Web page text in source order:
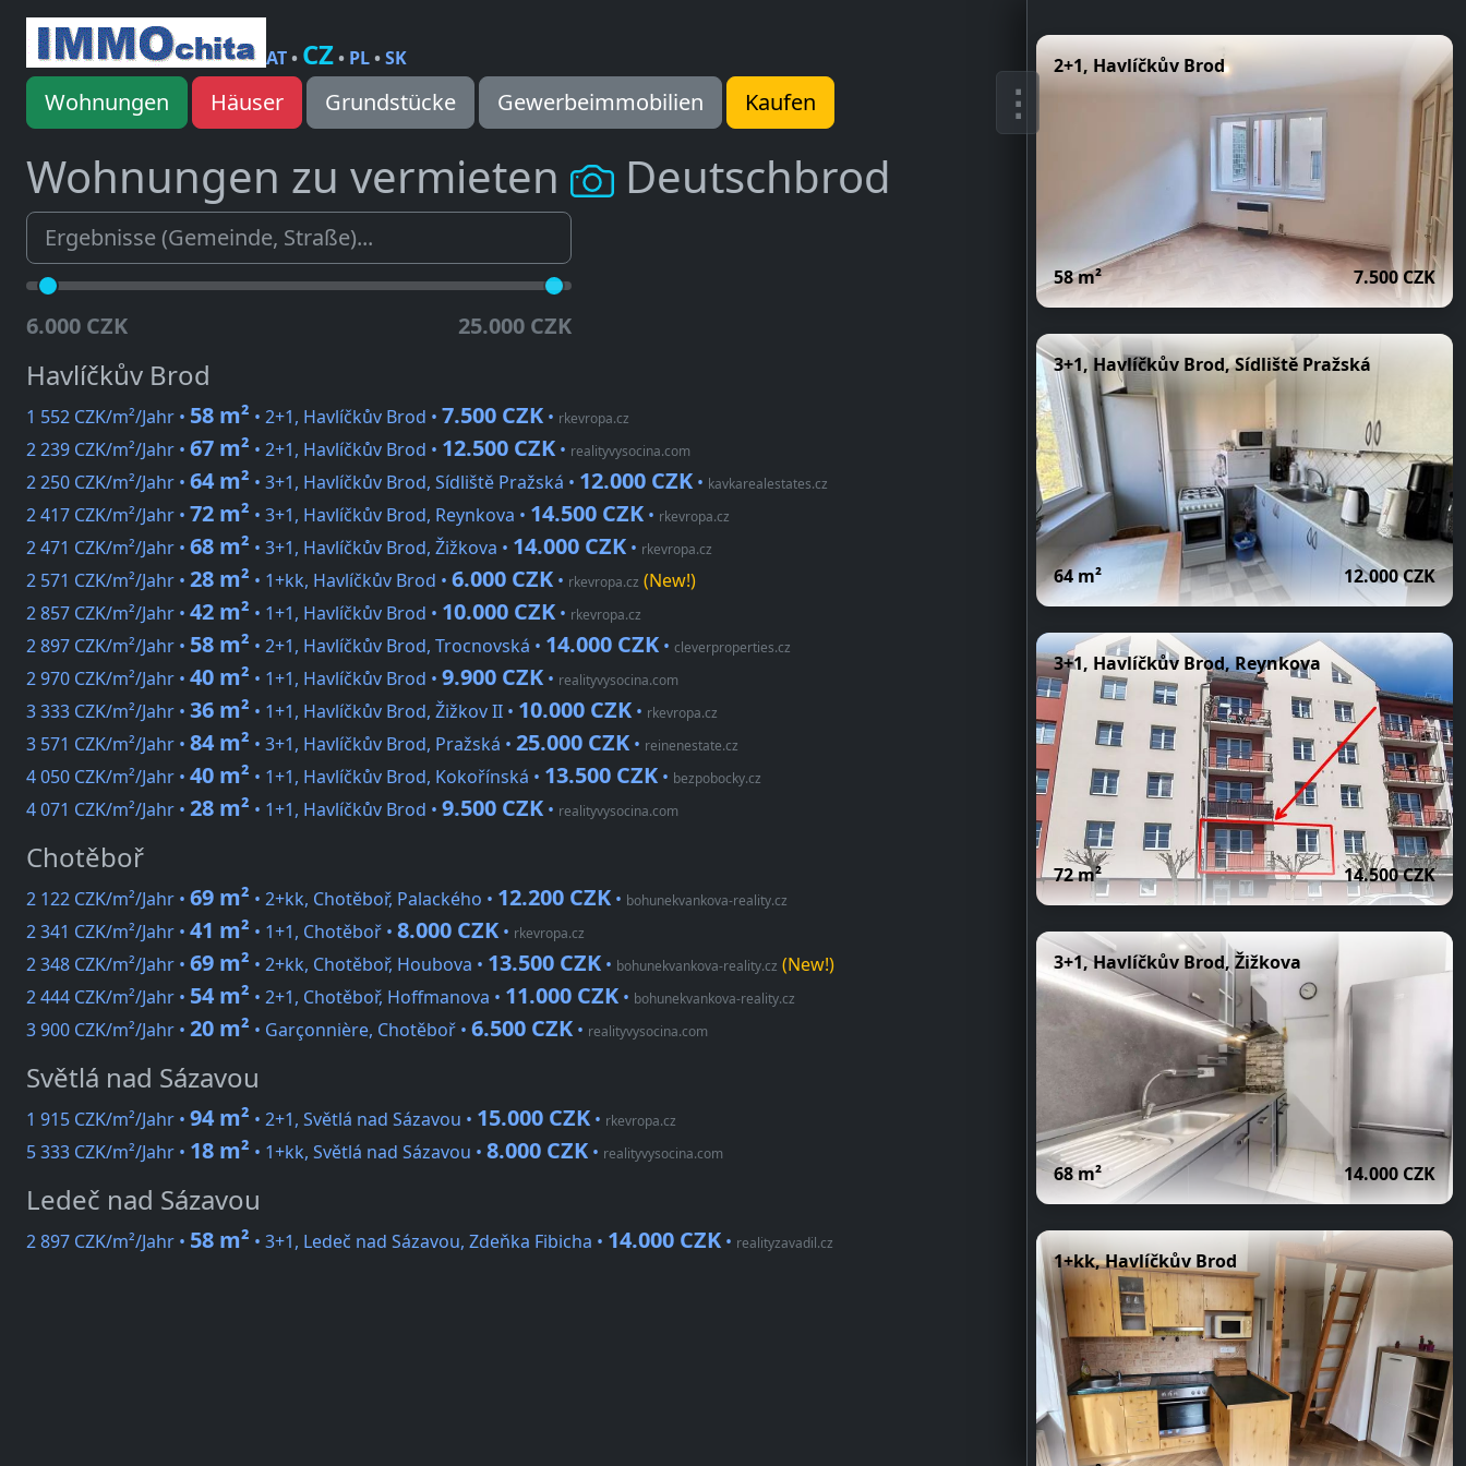
AT• CZ• PL•SK
Wohnungen Häuser Grundstücke Gewerbeimmobilien Kaufen
Wohnungen zu vermieten Deutschbrod
6.000 CZK 25.000 CZK
Havlíčkův Brod
1 552 CZK/m²/Jahr • 58 m² • 2+1, Havlíčkův Brod • 7.500 CZK • rkevropa.cz
2 239 CZK/m²/Jahr • 67 m² • 2+1, Havlíčkův Brod • 12.500 CZK • realityvysocina.com
2 250 CZK/m²/Jahr • 64 m² • 3+1, Havlíčkův Brod, Sídliště Pražská • 12.000 CZK • kavkarealestates.cz
2 417 CZK/m²/Jahr • 72 m² • 3+1, Havlíčkův Brod, Reynkova • 14.500 CZK • rkevropa.cz
2 471 CZK/m²/Jahr • 68 m² • 3+1, Havlíčkův Brod, Žižkova • 14.000 CZK • rkevropa.cz
2 571 CZK/m²/Jahr • 28 m² • 1+kk, Havlíčkův Brod • 6.000 CZK • rkevropa.cz (New!)
2 857 CZK/m²/Jahr • 42 m² • 1+1, Havlíčkův Brod • 10.000 CZK • rkevropa.cz
2 897 CZK/m²/Jahr • 58 m² • 2+1, Havlíčkův Brod, Trocnovská • 14.000 CZK • cleverproperties.cz
2 970 CZK/m²/Jahr • 40 m² • 1+1, Havlíčkův Brod • 9.900 CZK • realityvysocina.com
3 333 CZK/m²/Jahr • 36 m² • 1+1, Havlíčkův Brod, Žižkov II • 10.000 CZK • rkevropa.cz
3 571 CZK/m²/Jahr • 84 m² • 3+1, Havlíčkův Brod, Pražská • 25.000 CZK • reinenestate.cz
4 050 CZK/m²/Jahr • 40 m² • 1+1, Havlíčkův Brod, Kokořínská • 13.500 CZK • bezpobocky.cz
4 071 CZK/m²/Jahr • 28 m² • 1+1, Havlíčkův Brod • 9.500 CZK • realityvysocina.com
Chotěboř
2 122 CZK/m²/Jahr • 69 m² • 2+kk, Chotěboř, Palackého • 12.200 CZK • bohunekvankova-reality.cz
2 341 CZK/m²/Jahr • 41 m² • 1+1, Chotěboř • 8.000 CZK • rkevropa.cz
2 348 CZK/m²/Jahr • 69 m² • 2+kk, Chotěboř, Houbova • 13.500 CZK • bohunekvankova-reality.cz (New!)
2 444 CZK/m²/Jahr • 54 m² • 2+1, Chotěboř, Hoffmanova • 11.000 CZK • bohunekvankova-reality.cz
3 900 CZK/m²/Jahr • 20 m² • Garçonnière, Chotěboř • 6.500 CZK • realityvysocina.com
Světlá nad Sázavou
1 915 CZK/m²/Jahr • 94 m² • 2+1, Světlá nad Sázavou • 15.000 CZK • rkevropa.cz
5 333 CZK/m²/Jahr • 18 m² • 1+kk, Světlá nad Sázavou • 8.000 CZK • realityvysocina.com
Ledeč nad Sázavou
2 897 CZK/m²/Jahr • 58 m² • 3+1, Ledeč nad Sázavou, Zdeňka Fibicha • 14.000 CZK • realityzavadil.cz